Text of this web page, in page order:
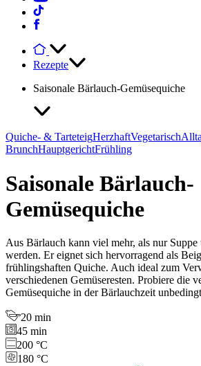
Rezepte
Saisonale Bärlauch-Gemüsequiche
Quiche- & TarteteigHerzhaftVegetarisch
BrunchHauptgerichtFrühling
Saisonale Bärlauch-
Gemüsequiche
Aus Bärlauch kann viel mehr, als nur Suppe
werden. Er eignet sich hervorragend als
frühlingshaften Quiche. Auch ideal zum
verschiedenen Gemüseresten. Probiere die
Gemüsequiche in der Bärlauchzeit
20 min
45 min
200 °C
180 °C